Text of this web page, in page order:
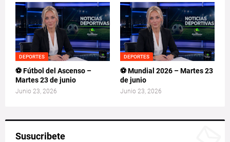
DEPORTES
⚽ Fútbol del Ascenso –
Martes 23 de junio
Junio 23, 2026
DEPORTES
⚽ Mundial 2026 – Martes 23
de junio
Junio 23, 2026
Susucribete